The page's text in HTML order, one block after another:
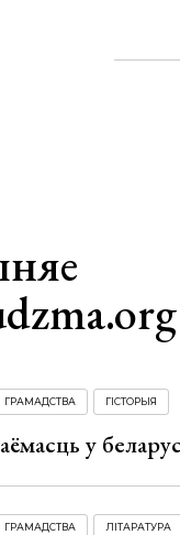
ГРАМАДСТВА ГІСТОРЫЯ
у
ГРАМАДСТВА ЛІТАРАТУРА